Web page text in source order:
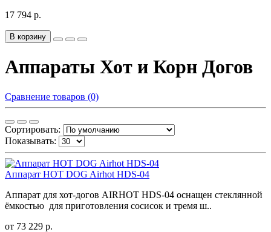
17 794 р.
В корзину
Аппараты Хот и Корн Догов
Сравнение товаров (0)
Сортировать:
Показывать:
Аппарат HOT DOG Airhot HDS-04
Аппарат для хот-догов AIRHOT HDS-04 оснащен стеклянной
ёмкостью для приготовления сосисок и тремя ш..
от 73 229 р.